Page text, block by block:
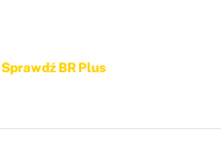
Sprawdź BR Plus